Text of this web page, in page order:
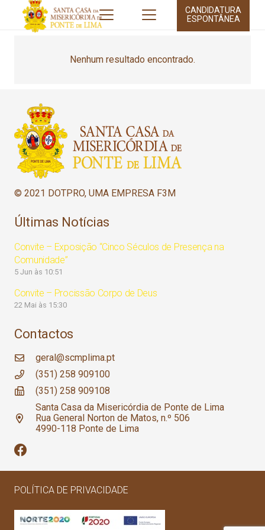
CANDIDATURA
ESPONTÂNEA
Nenhum resultado encontrado.
© 2021 DOTPRO, UMA EMPRESA F3M
Últimas Notícias
Convite – Exposição “Cinco Séculos de Presença na
Comunidade”
5 Jun às 10:51
Convite – Procissão Corpo de Deus
22 Mai às 15:30
Contactos
geral@scmplima.pt
(351) 258 909100
(351) 258 909108
Santa Casa da Misericórdia de Ponte de Lima
Rua General Norton de Matos, n.º 506
4990-118 Ponte de Lima
POLÍTICA DE PRIVACIDADE